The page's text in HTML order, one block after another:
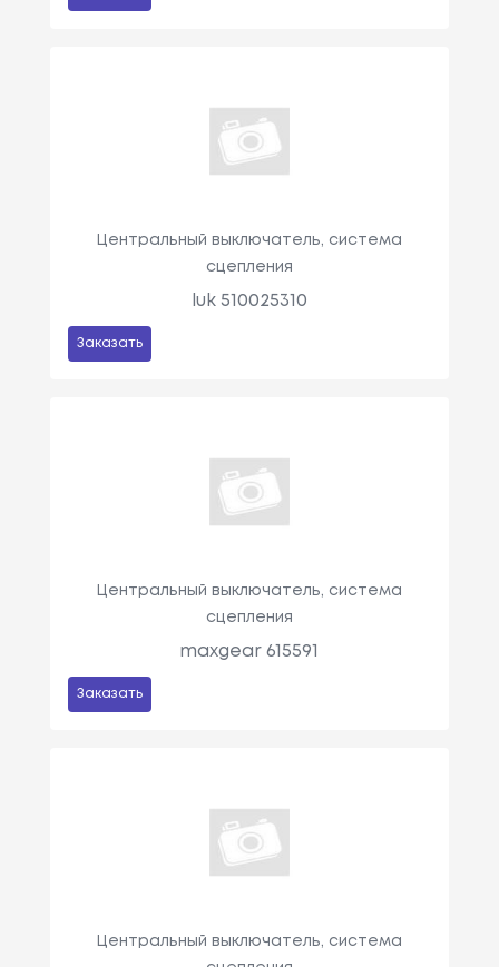
Центральный выключатель, система
сцепления
luk 510025310
Заказать
Центральный выключатель, система
сцепления
maxgear 615591
Заказать
Центральный выключатель, система